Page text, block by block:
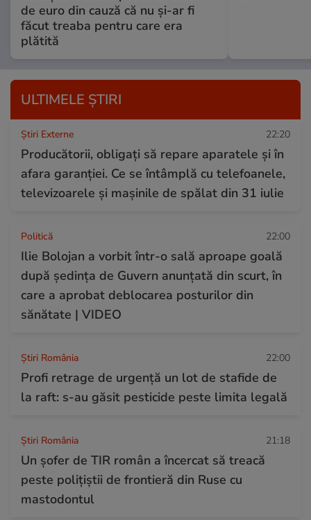
de euro din cauză că nu și-ar fi
făcut treaba pentru care era
plătită
ULTIMELE ȘTIRI
Știri Externe 22:20
Producătorii, obligați să repare aparatele și în
afara garanției. Ce se întâmplă cu telefoanele,
televizoarele și mașinile de spălat din 31 iulie
Politică 22:00
Ilie Bolojan a vorbit într-o sală aproape goală
după ședința de Guvern anunțată din scurt, în
care a aprobat deblocarea posturilor din
sănătate | VIDEO
Știri România 22:00
Profi retrage de urgență un lot de stafide de
la raft: s-au găsit pesticide peste limita legală
Știri România 21:18
Un șofer de TIR român a încercat să treacă
peste polițiștii de frontieră din Ruse cu
mastodontul